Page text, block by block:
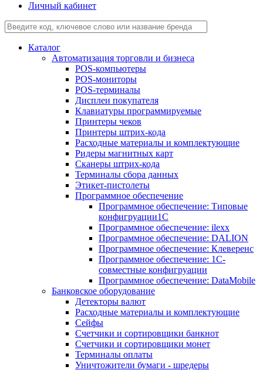
Личный кабинет
Каталог
Автоматизация торговли и бизнеса
POS-компьютеры
POS-мониторы
POS-терминалы
Дисплеи покупателя
Клавиатуры программируемые
Принтеры чеков
Принтеры штрих-кода
Расходные материалы и комплектующие
Ридеры магнитных карт
Сканеры штрих-кода
Терминалы сбора данных
Этикет-пистолеты
Программное обеспечение
Программное обеспечение: Типовые
конфигруации1С
Программное обеспечение: ilexx
Программное обеспечение: DALION
Программное обеспечение: Клеверенс
Программное обеспечение: 1С-
совместные конфигруации
Программное обеспечение: DataMobile
Банковское оборудование
Детекторы валют
Расходные материалы и комплектующие
Сейфы
Счетчики и сортировщики банкнот
Счетчики и сортировщики монет
Терминалы оплаты
Уничтожители бумаги - шредеры